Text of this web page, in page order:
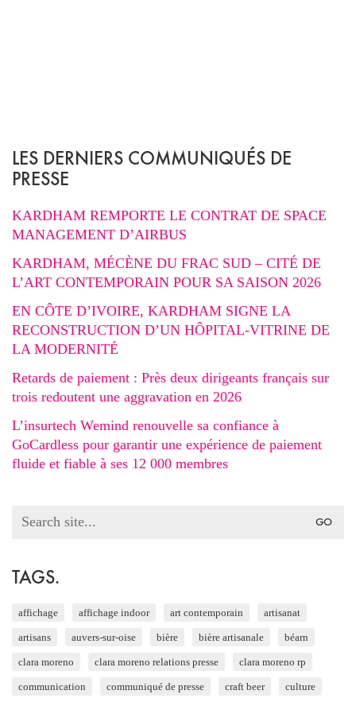
LES DERNIERS COMMUNIQUÉS DE
PRESSE
KARDHAM REMPORTE LE CONTRAT DE SPACE
MANAGEMENT D’AIRBUS
KARDHAM, MÉCÈNE DU FRAC SUD – CITÉ DE
L’ART CONTEMPORAIN POUR SA SAISON 2026
EN CÔTE D’IVOIRE, KARDHAM SIGNE LA
RECONSTRUCTION D’UN HÔPITAL-VITRINE DE
LA MODERNITÉ
Retards de paiement : Près deux dirigeants français sur
trois redoutent une aggravation en 2026
L’insurtech Wemind renouvelle sa confiance à
GoCardless pour garantir une expérience de paiement
fluide et fiable à ses 12 000 membres
Search
TAGS.
affichage affichage indoor art contemporain artisanat
artisans auvers-sur-oise bière bière artisanale béarn
clara moreno clara moreno relations presse clara moreno rp
communication communiqué de presse craft beer culture